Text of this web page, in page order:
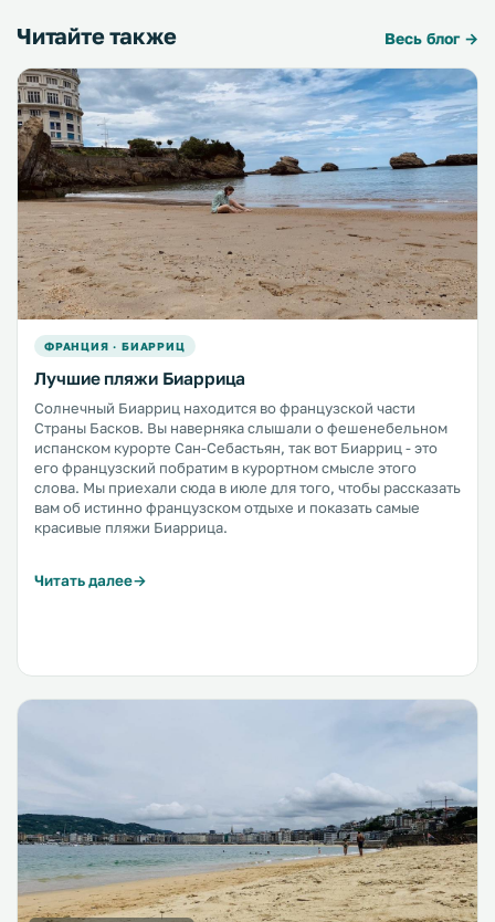
Читайте также Весь блог →
ФРАНЦИЯ · БИАРРИЦ
Лучшие пляжи Биаррица
Солнечный Биарриц находится во французской части
Страны Басков. Вы наверняка слышали о фешенебельном
испанском курорте Сан-Себастьян, так вот Биарриц - это
его французский побратим в курортном смысле этого
слова. Мы приехали сюда в июле для того, чтобы рассказать
вам об истинно французском отдыхе и показать самые
красивые пляжи Биаррица.
Читать далее